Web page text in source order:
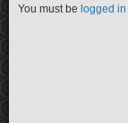
You must be logged in